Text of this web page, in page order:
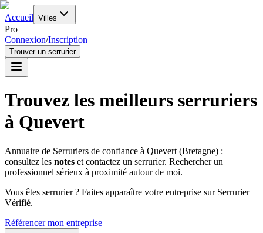
Accueil Villes
Pro
Connexion/Inscription
Trouver un serrurier
Trouvez les meilleurs serruriers
à Quevert
Annuaire de Serruriers de confiance à Quevert (Bretagne) :
consultez les notes et contactez un serrurier. Rechercher un
professionnel sérieux à proximité autour de moi.
Vous êtes serrurier ? Faites apparaître votre entreprise sur Serrurier
Vérifié.
Référencer mon entreprise